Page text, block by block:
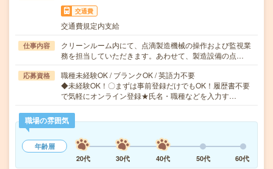
交通費
交通費規定内支給
仕事内容
クリーンルーム内にて、点滴製造機械の操作および監視業
務を担当していただきます。あわせて、製造設備の点…
応募資格
職種未経験OK / ブランクOK / 英語力不要
◆未経験OK！〇まずは事前登録だけでもOK！履歴書不要
で気軽にオンライン登録★氏名・職種などを入力す…
職場の雰囲気
年齢層
20代
30代 40代 50代 60代